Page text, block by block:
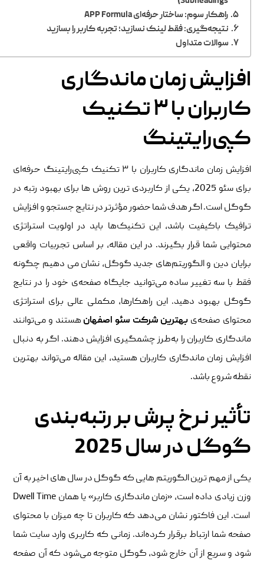
راهکار سوم: ساختار حرفه‌ای APP Formula
نتیجه‌گیری: فقط لینک نسازید؛ تجربه کاربر را بسازید
سوالات متداول
افزایش زمان ماندگاری
کاربران با ۳ تکنیک
کپی‌رایتینگ
افزایش زمان ماندگاری کاربران با ۳ تکنیک کپی‌رایتینگ حرفه‌ای
برای سئو 2025، یکی از کاربردی ‌ترین روش‌ ها برای بهبود رتبه در
گوگل است. اگر هدف شما حضور مؤثرتر در نتایج جستجو و افزایش
ترافیک باکیفیت باشد، این تکنیک‌ها باید در اولویت استراتژی
محتوایی شما قرار بگیرند. در این مقاله، بر اساس تجربیات واقعی
برایان دین و الگوریتم‌های جدید گوگل، نشان می‌ دهیم چگونه
فقط با سه تغییر ساده می‌توانید جایگاه صفحه‌ی خود را در نتایج
گوگل بهبود دهید. این راهکارها، مکملی عالی برای استراتژی
محتوای صفحه‌ی بهترین شرکت سئو اصفهان هستند و می‌توانند
ماندگاری کاربران را به‌طرز چشمگیری افزایش دهند. اگر به دنبال
افزایش زمان ماندگاری کاربران هستید، این مقاله می‌تواند بهترین
نقطه شروع باشد.
تأثیر نرخ پرش بر رتبه‌بندی
گوگل در سال 2025
یکی از مهم‌ ترین الگوریتم‌ هایی که گوگل در سال‌ های اخیر به آن
وزن زیادی داده است، «زمان ماندگاری کاربر» یا همان Dwell Time
است. این فاکتور نشان می‌دهد که کاربران تا چه میزان با محتوای
صفحه شما ارتباط برقرار کرده‌اند. زمانی که کاربری وارد سایت شما
شود و سریع از آن خارج شود، گوگل متوجه می‌شود که آن صفحه